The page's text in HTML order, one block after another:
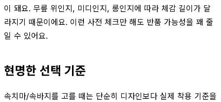
이 돼요. 무릎 위인지, 미디인지, 롱인지에 따라 체감 길이가 달
라지기 때문이에요. 이런 사전 체크만 해도 반품 가능성을 꽤 줄
일 수 있어요.
현명한 선택 기준
속치마/속바지를 고를 때는 단순히 디자인보다 실제 착용 기준을